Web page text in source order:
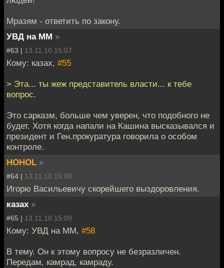
Мразям - ответить по закону.
УВД на ММ »
#63 | 13.11.10 15:07
Кому: казах, #55
> Эта... ты жеж представитель власти... к тебе
вопрос.
Это сарказм, больше чем уверен, что подобного не
будет. Хотя когда напали на Кашина высказывался и
президент и Ген.прокуратура говорила о особом
контроле.
HOHOL »
#64 | 13.11.10 15:08
Игорю Васильевичу скорейшего выздоровления.
казах »
#65 | 13.11.10 15:09
Кому: УВД на ММ, #58
В тему. Он к этому вопросу не безразличен.
Передам, камрад, камраду.